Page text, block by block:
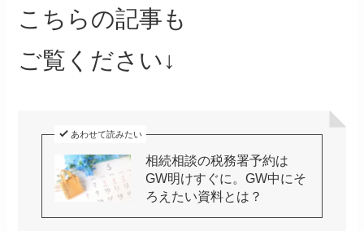
こちらの記事も
ご覧ください↓
あわせて読みたい
相続相談の税務署予約は
GW明けすぐに。GW中にそ
ろえたい資料とは？